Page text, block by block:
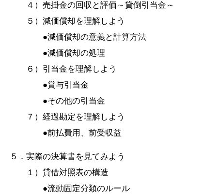
４）売掛金の回収と評価～貸倒引当金～
５）減価償却を理解しよう
●減価償却の意義と計算方法
●減価償却の処理
６）引当金を理解しよう
●賞与引当金
●その他の引当金
７）経過勘定を理解しよう
●前払費用、前受収益
５．実際の決算書を見てみよう
１）貸借対照表の構造
●流動固定分類のルール